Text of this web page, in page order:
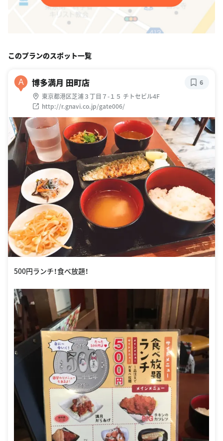
このプランのスポット一覧
A 博多満月 田町店
東京都港区芝浦３丁目７-１５ チトセビル4F
http://r.gnavi.co.jp/gate006/
6
500円ランチ！食べ放題！